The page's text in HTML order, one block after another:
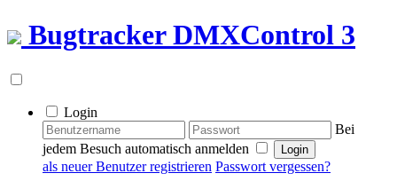
BugtrackerDMXControl 3
Login
Bei
jedem Besuch automatisch anmelden
als neuer Benutzer registrieren Passwort vergessen?